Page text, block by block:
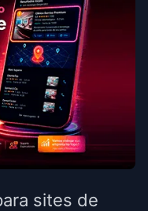
sites de